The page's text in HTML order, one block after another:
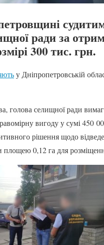
ради за
300 тис. грн.
у Дніпропетровській
голова селищної ради
вигоду у сумі 450
рішення щодо
площею 0,12 га для